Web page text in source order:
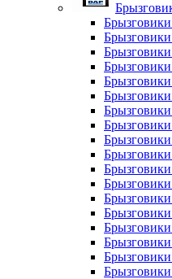
Брызговики